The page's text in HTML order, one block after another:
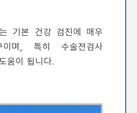
기본 건강 검진에 매우
이며, 특히 수술전검사
움이 됩니다.